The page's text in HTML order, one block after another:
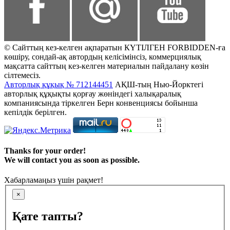
© Сайттың кез-келген ақпаратын КҮТІЛГЕН FORBIDDEN-ға
көшіру, сондай-ақ автордың келісімінсіз, коммерциялық
мақсатта сайттың кез-келген материалын пайдалану көзін
сілтемесіз.
Авторлық құқық № 712144451 АҚШ-тың Нью-Йорктегі
авторлық құқықты қорғау жөніндегі халықаралық
компаниясында тіркелген Берн конвенциясы бойынша
кепілдік берілген.
Thanks for your order!
We will contact you as soon as possible.
Хабарламаңыз үшін рақмет!
×
Қате тапты?